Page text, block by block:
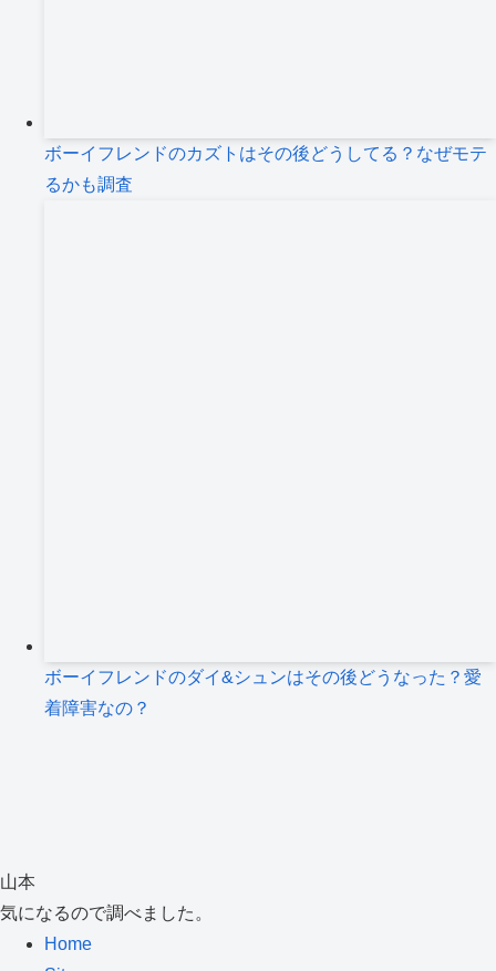
ボーイフレンドのカズトはその後どうしてる？なぜモテ
るかも調査
ボーイフレンドのダイ&シュンはその後どうなった？愛
着障害なの？
山本
気になるので調べました。
Home